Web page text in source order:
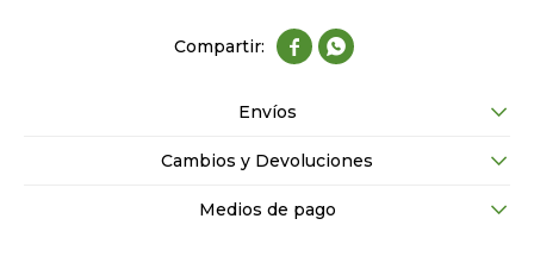
 
Envíos
Cambios y Devoluciones
Medios de pago